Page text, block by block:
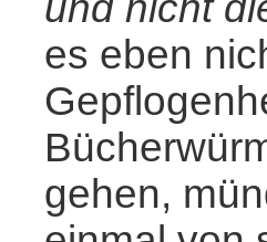
es eben
gehen,